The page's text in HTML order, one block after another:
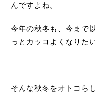
んですよね。
今年の秋冬も、今まで
っとカッコよくなりた
そんな秋冬をオトコら